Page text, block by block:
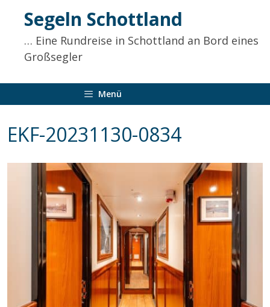
springenSegeln Schottland
… Eine Rundreise in Schottland an Bord eines
Großsegler
Menü
EKF-20231130-0834